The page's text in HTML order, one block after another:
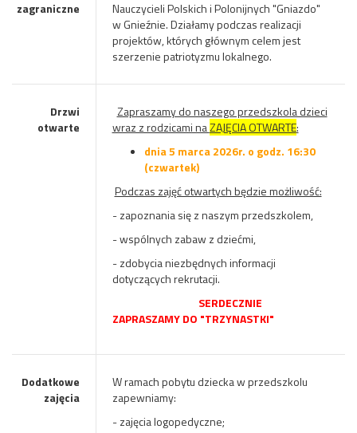
zagraniczne
Nauczycieli Polskich i Polonijnych "Gniazdo"
w Gnieźnie. Działamy podczas realizacji
projektów, których głównym celem jest
szerzenie patriotyzmu lokalnego.
Drzwi
otwarte
Zapraszamy do naszego przedszkola dzieci
wraz z rodzicami naZAJĘCIA OTWARTE:
dnia 5 marca 2026r. o godz. 16:30
(czwartek)
Podczas zajęć otwartych będzie możliwość:
- zapoznania się z naszym przedszkolem,
- wspólnych zabaw z dziećmi,
- zdobycia niezbędnych informacji
dotyczących rekrutacji.
SERDECZNIE
ZAPRASZAMY DO "TRZYNASTKI"
Dodatkowe
zajęcia
W ramach pobytu dziecka w przedszkolu
zapewniamy:
- zajęcia logopedyczne;